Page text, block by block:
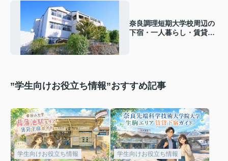
奈良調理短期大学校周辺の
下宿・一人暮らし・賃貸｜
”学生向けお役立ち情報”おすすめ記事
学生向けお役立ち情報 学生向けお役立ち情報